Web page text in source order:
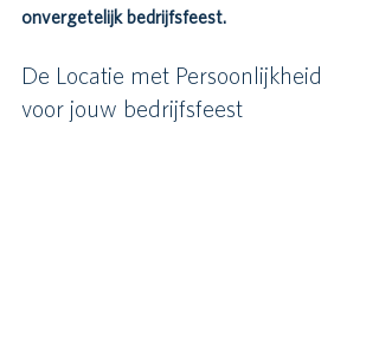
onvergetelijk bedrijfsfeest.
De Locatie met Persoonlijkheid
voor jouw bedrijfsfeest